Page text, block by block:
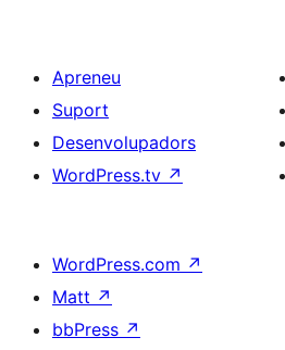
Apreneu
Suport
Desenvolupadors
WordPress.tv ↗
WordPress.com ↗
Matt ↗
bbPress ↗